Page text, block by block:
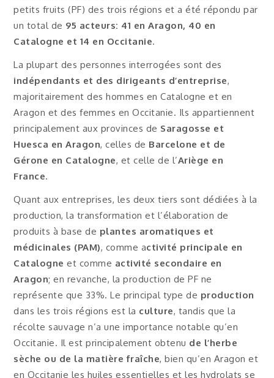
petits fruits (PF) des trois régions et a été répondu par
un total de 95 acteurs: 41 en Aragon, 40 en
Catalogne et 14 en Occitanie.
La plupart des personnes interrogées sont des
indépendants et des dirigeants d’entreprise,
majoritairement des hommes en Catalogne et en
Aragon et des femmes en Occitanie. Ils appartiennent
principalement aux provinces de Saragosse et
Huesca en Aragon, celles de Barcelone et de
Gérone en Catalogne, et celle de l’Ariège en
France.
Quant aux entreprises, les deux tiers sont dédiées à la
production, la transformation et l’élaboration de
produits à base de plantes aromatiques et
médicinales (PAM), comme activité principale en
Catalogne et comme activité secondaire en
Aragon; en revanche, la production de PF ne
représente que 33%. Le principal type de production
dans les trois régions est la culture, tandis que la
récolte sauvage n’a une importance notable qu’en
Occitanie. Il est principalement obtenu de l’herbe
sèche ou de la matière fraîche, bien qu’en Aragon et
en Occitanie les huiles essentielles et les hydrolats se